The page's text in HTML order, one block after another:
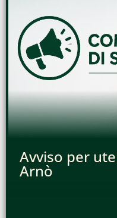
Avviso per
Arnò